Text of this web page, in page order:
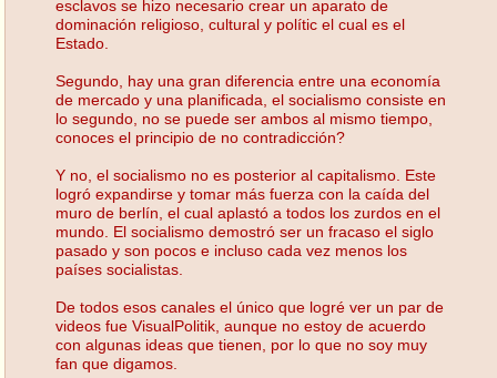
esclavos se hizo necesario crear un aparato de
dominación religioso, cultural y polític el cual es el
Estado.
Segundo, hay una gran diferencia entre una economía
de mercado y una planificada, el socialismo consiste en
lo segundo, no se puede ser ambos al mismo tiempo,
conoces el principio de no contradicción?
Y no, el socialismo no es posterior al capitalismo. Este
logró expandirse y tomar más fuerza con la caída del
muro de berlín, el cual aplastó a todos los zurdos en el
mundo. El socialismo demostró ser un fracaso el siglo
pasado y son pocos e incluso cada vez menos los
países socialistas.
De todos esos canales el único que logré ver un par de
videos fue VisualPolitik, aunque no estoy de acuerdo
con algunas ideas que tienen, por lo que no soy muy
fan que digamos.